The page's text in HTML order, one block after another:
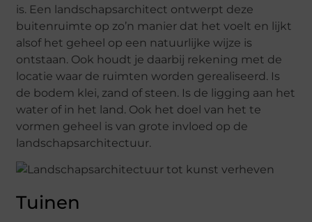
is. Een landschapsarchitect ontwerpt deze
buitenruimte op zo’n manier dat het voelt en lijkt
alsof het geheel op een natuurlijke wijze is
ontstaan. Ook houdt je daarbij rekening met de
locatie waar de ruimten worden gerealiseerd. Is
de bodem klei, zand of steen. Is de ligging aan het
water of in het land. Ook het doel van het te
vormen geheel is van grote invloed op de
landschapsarchitectuur.
Tuinen